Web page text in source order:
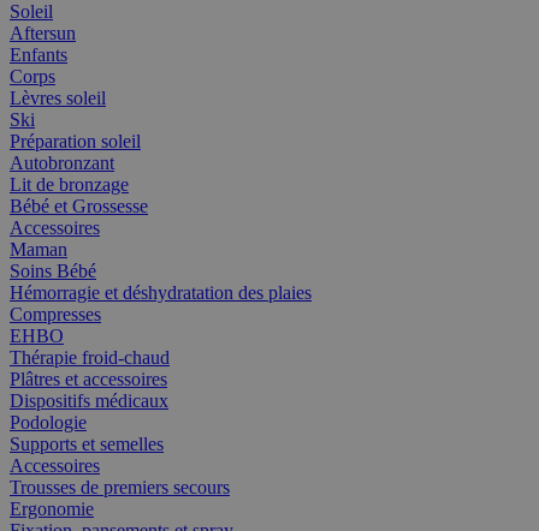
Soleil
Aftersun
Enfants
Corps
Lèvres soleil
Ski
Préparation soleil
Autobronzant
Lit de bronzage
Bébé et Grossesse
Accessoires
Maman
Soins Bébé
Hémorragie et déshydratation des plaies
Compresses
EHBO
Thérapie froid-chaud
Plâtres et accessoires
Dispositifs médicaux
Podologie
Supports et semelles
Accessoires
Trousses de premiers secours
Ergonomie